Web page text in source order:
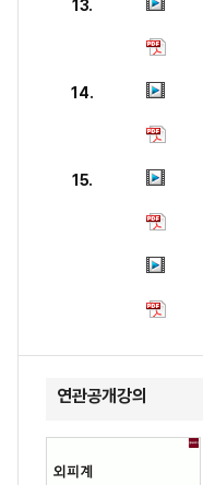
13.
14.
15.
연관공개강의